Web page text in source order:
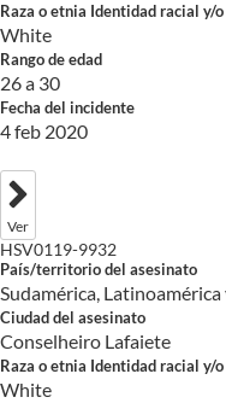
Raza o etnia Identidad racial y/
White
Rango de edad
26 a 30
Fecha del incidente
4 feb 2020
Ver
HSV0119-9932
País/territorio del asesinato
Sudamérica,
Ciudad del asesinato
Conselheiro Lafaiete
Raza o etnia Identidad racial y/
White